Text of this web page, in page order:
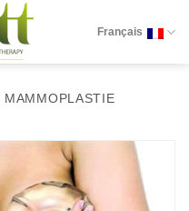
Français
MAMMOPLASTIE